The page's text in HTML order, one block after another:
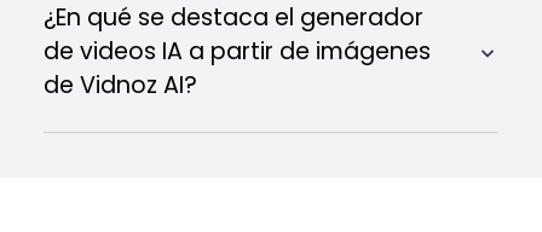
¿En qué se destaca el generador
de videos IA a partir de imágenes
de Vidnoz AI?